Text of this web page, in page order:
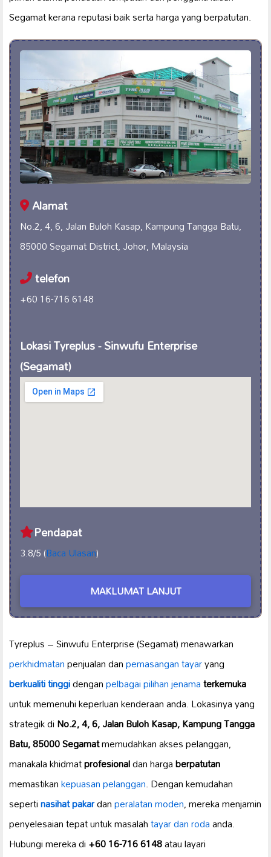
Segamat kerana reputasi baik serta harga yang berpatutan.
Alamat
No.2, 4, 6, Jalan Buloh Kasap, Kampung Tangga Batu,
85000 Segamat District, Johor, Malaysia
telefon
+60 16-716 6148
Lokasi Tyreplus - Sinwufu Enterprise
(Segamat)
Pendapat
3.8/5 (Baca Ulasan)
MAKLUMAT LANJUT
Tyreplus – Sinwufu Enterprise (Segamat) menawarkan
perkhidmatanpenjualan danpemasangan tayaryang
berkualiti tinggidenganpelbagai pilihan jenamaterkemuka
untuk memenuhi keperluan kenderaan anda. Lokasinya yang
strategik diNo.2, 4, 6, Jalan Buloh Kasap, Kampung Tangga
Batu, 85000 Segamatmemudahkan akses pelanggan,
manakala khidmatprofesionaldan hargaberpatutan
memastikankepuasan pelanggan. Dengan kemudahan
sepertinasihat pakardanperalatan moden, mereka menjamin
penyelesaian tepat untuk masalahtayar dan rodaanda.
Hubungi mereka di+60 16-716 6148atau layari